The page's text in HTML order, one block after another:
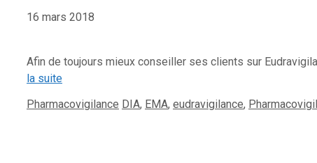
16 mars 2018
Afin de toujours mieux conseiller ses clients sur
la suite
Catégories
Pharmacovigilance Étiquettes
DIA, EMA, eudravigilance,